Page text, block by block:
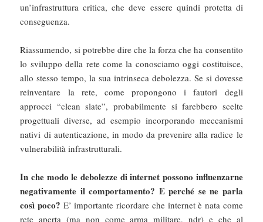
un’infrastruttura critica, che deve essere quindi protetta di
conseguenza.
Riassumendo, si potrebbe dire che la forza che ha consentito
lo sviluppo della rete come la conosciamo oggi costituisce,
allo stesso tempo, la sua intrinseca debolezza. Se si dovesse
reinventare la rete, come propongono i fautori degli
approcci “clean slate”, probabilmente si farebbero scelte
progettuali diverse, ad esempio incorporando meccanismi
nativi di autenticazione, in modo da prevenire alla radice le
vulnerabilità infrastrutturali.
In che modo le debolezze di internet possono influenzarne
negativamente il comportamento? E perché se ne parla
così poco? E’ importante ricordare che internet è nata come
rete aperta (ma non come arma militare, ndr) e che al